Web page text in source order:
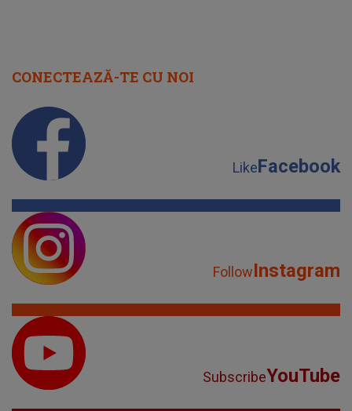
CONECTEAZĂ-TE CU NOI
LikeFacebook
FollowInstagram
SubscribeYouTube